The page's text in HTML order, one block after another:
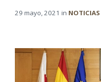
29 mayo, 2021 in NOTICIAS